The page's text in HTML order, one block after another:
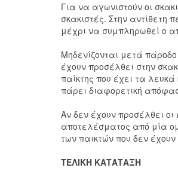
Για να αγωνιστούν οι
σκακιστές. Στην αντίθετη
μέχρι να συμπληρωθεί ο
Μηδενίζονται μετά
έχουν προσέλθει στην
παίκτης που έχει τα
πάρει διαφορετική
Αν δεν έχουν προσέλθει
αποτελέσματος από μία
των παικτών που δεν
ΤΕΛΙΚΗ ΚΑΤΑΤΑΞΗ